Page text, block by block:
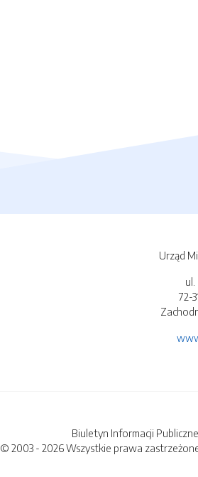
Urząd
ul.
72-
Biuletyn Informacji Publicznej
© 2003 - 2026 Wszystkie prawa